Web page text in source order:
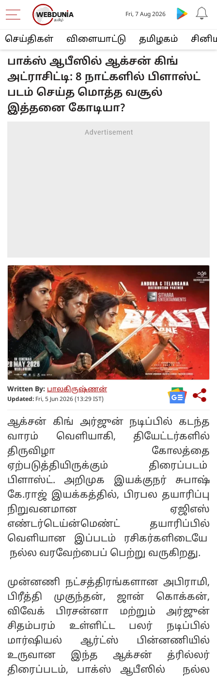
செய்திகள் விளையா‌ட்டு த‌மிழக‌ம்
Fri, 7 Aug 2026
பாக்ஸ் ஆபீஸில் ஆக்சன் கிங்
அட்ராசிட்டி: 8 நாட்களில் பிளாஸ்ட்
படம் செய்த மொத்த வசூல்
இத்தனை கோடியா?
Written By: பாலகிருஷ்ணன்
Updated: Fri, 5 Jun 2026 (13:29 IST)
ஆக்சன் கிங் அர்ஜுன் நடிப்பில் கடந்த
வாரம் வெளியாகி, தியேட்டர்களில்
திருவிழா கோலத்தை
ஏற்படுத்தியிருக்கும் திரைப்படம்
பிளாஸ்ட். அறிமுக இயக்குநர் சுபாஷ்
கே.ராஜ் இயக்கத்தில், பிரபல தயாரிப்பு
நிறுவனமான ஏஜிஎஸ்
எண்டர்டெய்ன்மெண்ட் தயாரிப்பில்
வெளியான இப்படம் ரசிகர்களிடையே
நல்ல வரவேற்பைப் பெற்று வருகிறது.
முன்னணி நட்சத்திரங்களான அபிராமி,
பிரீத்தி முகுந்தன், ஜான் கொக்கன்,
விவேக் பிரசன்னா மற்றும் அர்ஜுன்
சிதம்பரம் உள்ளிட்ட பலர் நடிப்பில்
மார்ஷியல் ஆர்ட்ஸ் பின்னணியில்
உருவான இந்த ஆக்சன் த்ரில்லர்
திரைப்படம், பாக்ஸ் ஆபீஸில் நல்ல